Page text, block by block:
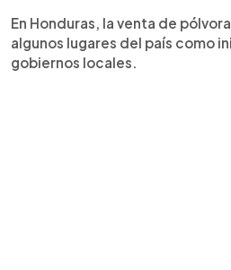
En Honduras, la venta de
algunos lugares del país como
gobiernos locales.